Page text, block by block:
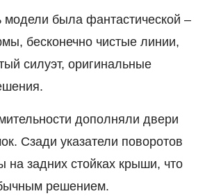
модели была фантастической –
бесконечно чистые линии,
силуэт, оригинальные
дополняли двери
Сзади указатели поворотов
задних стойках крыши, что
решением.